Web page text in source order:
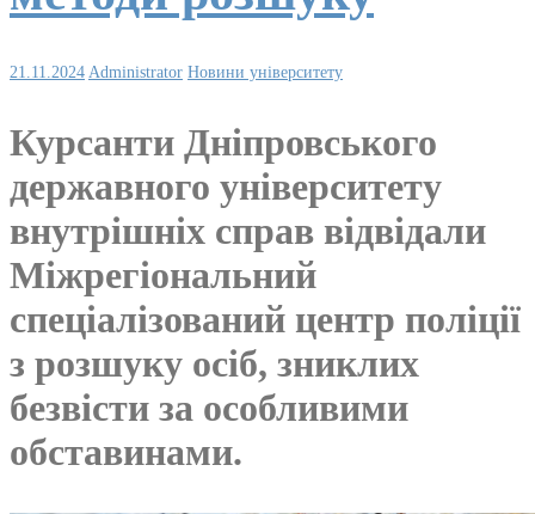
21.11.2024 Administrator Новини університету
Курсанти Дніпровського
державного університету
внутрішніх справ відвідали
Міжрегіональний
спеціалізований центр поліції
з розшуку осіб, зниклих
безвісти за особливими
обставинами.